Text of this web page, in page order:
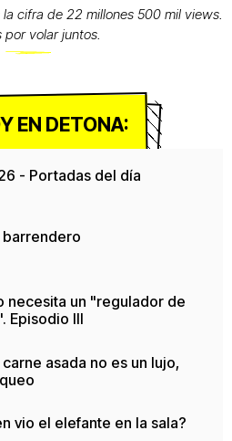
cifra de 22 millones 500 mil views.
por volar juntos.
EN DETONA:
- Portadas del día
barrendero
necesita un "regulador de
Episodio III
asada no es un lujo,
vio el elefante en la sala?